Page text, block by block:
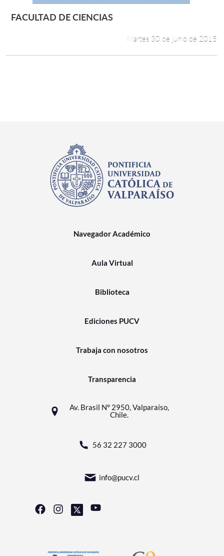
FACULTAD DE CIENCIAS
Martes 30 de junio de 2015
Navegador Académico
Aula Virtual
Biblioteca
Ediciones PUCV
Trabaja con nosotros
Transparencia
Av. Brasil N° 2950, Valparaíso,
Chile.
56 32 227 3000
info@pucv.cl